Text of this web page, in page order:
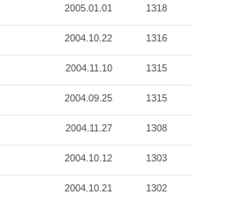
2005.01.01 1318
2004.10.22 1316
2004.11.10 1315
2004.09.25 1315
2004.11.27 1308
2004.10.12 1303
2004.10.21 1302